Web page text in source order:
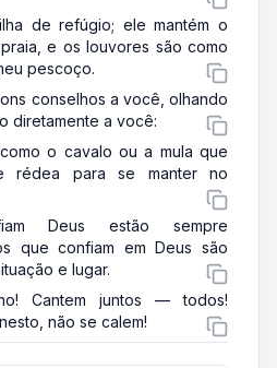
de refúgio; ele mantém o
e os louvores são como
pescoço.
conselhos a você, olhando
diretamente a você:
o cavalo ou a mula que
rédea para se manter no
Deus estão sempre
que confiam em Deus são
e lugar.
Cantem juntos — todos!
não se calem!